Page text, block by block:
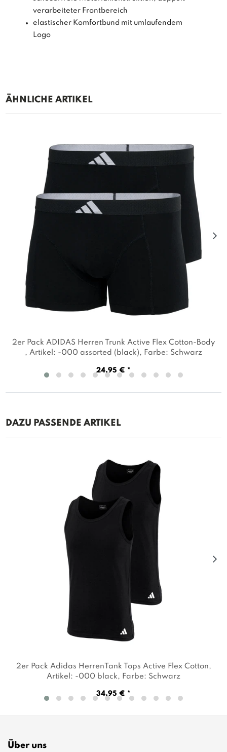
verarbeiteter Frontbereich
elastischer Komfortbund mit umlaufendem
Logo
ÄHNLICHE ARTIKEL
2er Pack ADIDAS Herren Trunk Active Flex Cotton-Body
, Artikel: -000 assorted (black), Farbe: Schwarz
24,95 € *
DAZU PASSENDE ARTIKEL
2er Pack Adidas HerrenTank Tops Active Flex Cotton ,
Artikel: -000 black , Farbe: Schwarz
34,95 € *
Über uns